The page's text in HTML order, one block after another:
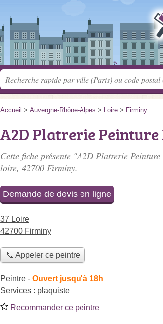
Accueil > Auvergne-Rhône-Alpes > Loire > Firminy
A2D Platrerie Peinture
Cette fiche présente "A2D Platrerie
loire, 42700 Firminy.
Demande de devis en ligne
37 Loire
42700 Firminy
📞 Appeler ce peintre
Peintre - Ouvert jusqu'à 18h
Services : plaquiste
Recommander ce peintre